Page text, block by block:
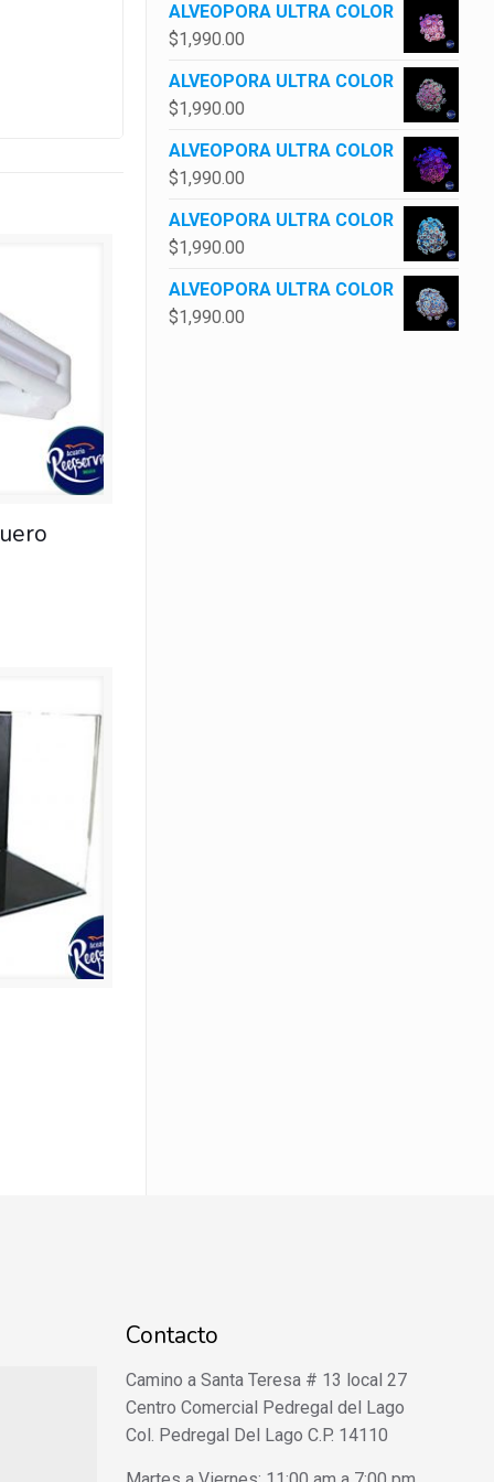
ALVEOPORA ULTRA COLOR
$1,990.00
ALVEOPORA ULTRA COLOR
$1,990.00
ALVEOPORA ULTRA COLOR
$1,990.00
ALVEOPORA ULTRA COLOR
$1,990.00
ALVEOPORA ULTRA COLOR
$1,990.00
Contacto
Camino a Santa Teresa # 13 local 27
Centro Comercial Pedregal del Lago
Col. Pedregal Del Lago C.P. 14110